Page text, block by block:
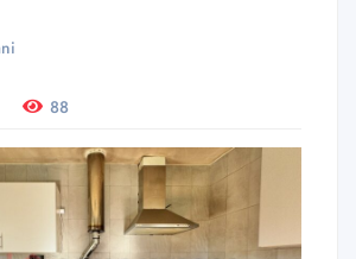
88